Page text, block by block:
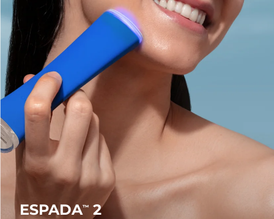
ESPADA™ 2
我的地址
我的订阅
issa™ Teeth Whitening Set
FAQ™ Dual LED Panel
热门产品
特别优惠
Türkçe
简体中文 繁體中文
发货国家
美国 预计送达日期
英国 预计送达日期
西班牙 10/08/2026
澳大利亚 预计送达日期
预计送达日期